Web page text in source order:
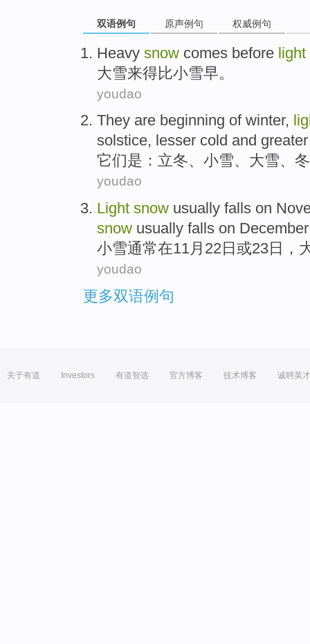
双语例句 原声例句 权威例句
Heavy snow comes before light
大雪来得比小雪早。
youdao
They are beginning of winter,
solstice, lesser cold and
它们是：立冬、小雪、大雪、
youdao
Light snow usually falls on
snow usually falls on
小雪通常在11月22日或23日，
youdao
更多双语例句
关于有道 Investors 有道智选 官方博客 技术博客 诚聘英才